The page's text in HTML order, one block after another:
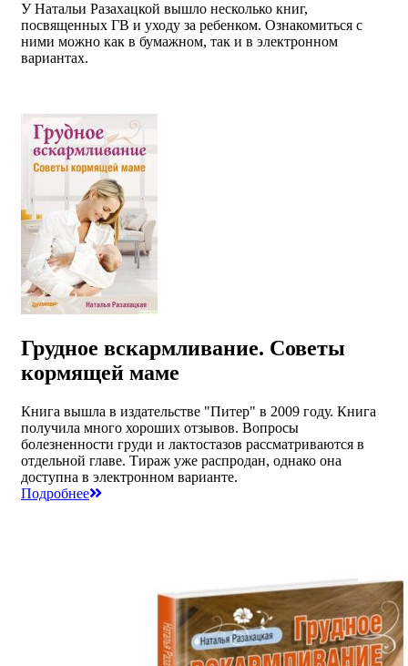
У Натальи Разахацкой вышло несколько книг,
посвященных ГВ и уходу за ребенком. Ознакомиться с
ними можно как в бумажном, так и в электронном
вариантах.
Грудное вскармливание. Советы
кормящей маме
Книга вышла в издательстве "Питер" в 2009 году. Книга
получила много хороших отзывов. Вопросы
болезненности груди и лактостазов рассматриваются в
отдельной главе. Тираж уже распродан, однако она
доступна в электронном варианте.
Подробнее